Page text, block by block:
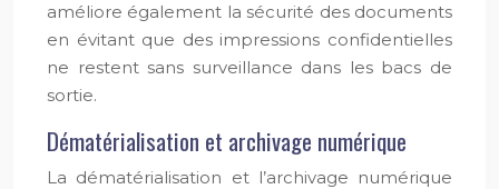
améliore également la sécurité des documents
en évitant que des impressions confidentielles
ne restent sans surveillance dans les bacs de
sortie.
Dématérialisation et archivage numérique
La dématérialisation et l’archivage numérique